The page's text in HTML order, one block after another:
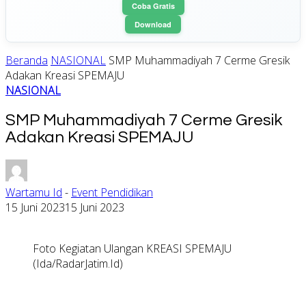
Coba Gratis
Download
Beranda NASIONAL SMP Muhammadiyah 7 Cerme Gresik
Adakan Kreasi SPEMAJU
NASIONAL
SMP Muhammadiyah 7 Cerme Gresik
Adakan Kreasi SPEMAJU
Wartamu Id - Event Pendidikan
15 Juni 202315 Juni 2023
Foto Kegiatan Ulangan KREASI SPEMAJU
(Ida/RadarJatim.Id)